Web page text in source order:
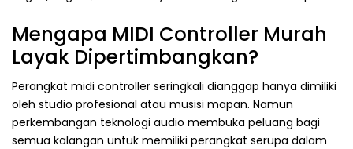
Mengapa MIDI Controller Murah
Layak Dipertimbangkan?
Perangkat midi controller seringkali dianggap hanya dimiliki
oleh studio profesional atau musisi mapan. Namun
perkembangan teknologi audio membuka peluang bagi
semua kalangan untuk memiliki perangkat serupa dalam